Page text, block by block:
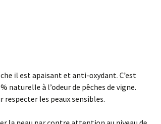
il est apaisant et anti-oxydant. C’est
naturelle à l’odeur de pêches de vigne.
les peaux sensibles.